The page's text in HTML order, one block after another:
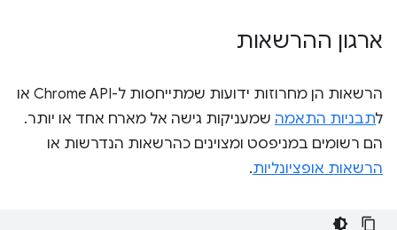
ארגון ההרשאות
הרשאות הן מחרוזות ידועות שמתייחסות ל-Chrome API או
לתבניות התאמה שמעניקות גישה אל מארח אחד או יותר.
הם רשומים במניפסט ומצוינים כהרשאות הנדרשות או
הרשאות אופציונליות.